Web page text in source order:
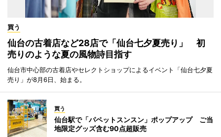
買う
仙台の古着店など28店で「仙台七夕夏売り」 初
売りのような夏の風物詩目指す
仙台市中心部の古着店やセレクトショップによるイベント「仙台七夕夏
売り」が8月6日、始まる。
買う
仙台駅で「パペットスンスン」ポップアップ ご当
地限定グッズ含む90点超販売